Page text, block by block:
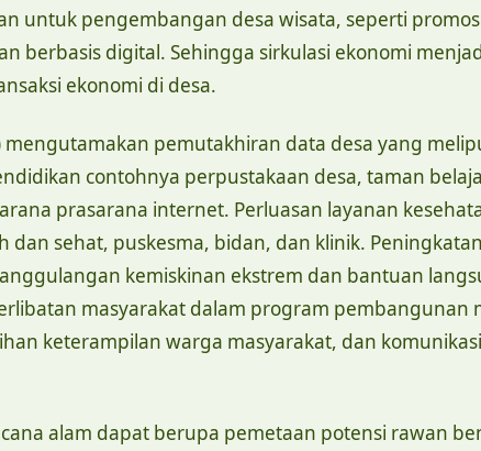
untuk pengembangan desa wisata, seperti
berbasis digital. Sehingga sirkulasi ekonomi
ekonomi di desa.
mengutamakan pemutakhiran data desa yang
contohnya perpustakaan desa, taman
prasarana internet. Perluasan layanan
dan sehat, puskesma, bidan, dan klinik. Peningkatan
kemiskinan ekstrem dan bantuan
masyarakat dalam program pembangunan
keterampilan warga masyarakat, dan komunikasi
alam dapat berupa pemetaan potensi rawan